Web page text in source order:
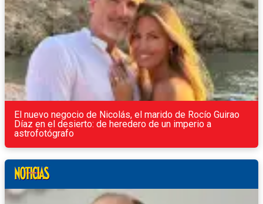
El nuevo negocio de Nicolás, el marido de Rocío Guirao
Díaz en el desierto: de heredero de un imperio a
astrofotógrafo